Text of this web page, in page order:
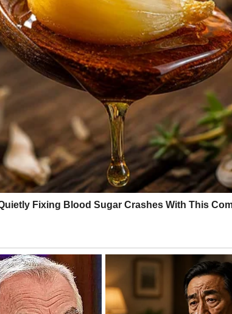
što je prikazano u videu i pržite ga na vrućem ulju 2 do 3